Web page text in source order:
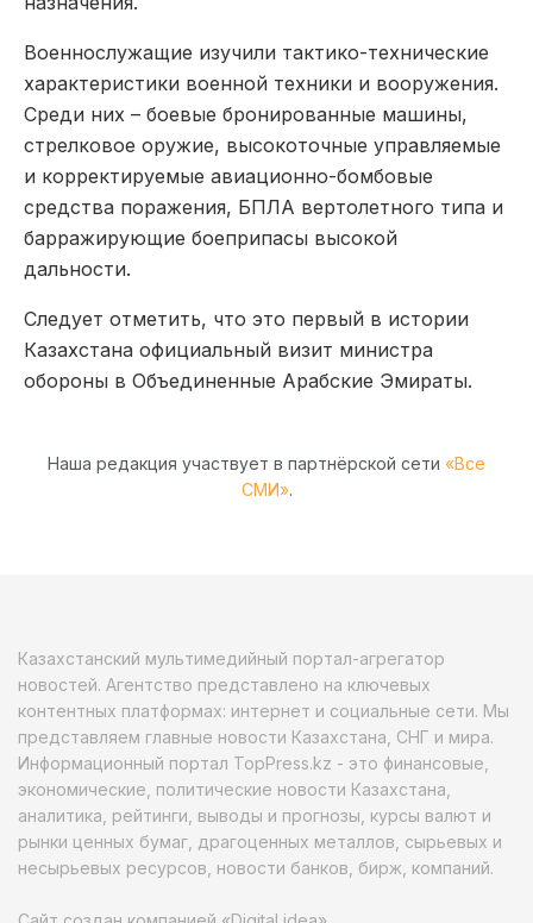
Военнослужащие изучили тактико-технические
характеристики военной техники и вооружения.
Среди них – боевые бронированные машины,
стрелковое оружие, высокоточные управляемые
и корректируемые авиационно-бомбовые
средства поражения, БПЛА вертолетного типа и
барражирующие боеприпасы высокой
дальности.
Следует отметить, что это первый в истории
Казахстана официальный визит министра
обороны в Объединенные Арабские Эмираты.
Наша редакция участвует в партнёрской сети «Все
СМИ».
Казахстанский мультимедийный портал-агрегатор
новостей. Агентство представлено на ключевых
контентных платформах: интернет и социальные сети. Мы
представляем главные новости Казахстана, СНГ и мира.
Информационный портал TopPress.kz - это финансовые,
экономические, политические новости Казахстана,
аналитика, рейтинги, выводы и прогнозы, курсы валют и
рынки ценных бумаг, драгоценных металлов, сырьевых и
несырьевых ресурсов, новости банков, бирж, компаний.